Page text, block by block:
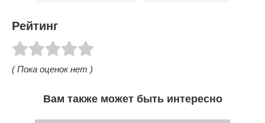
Рейтинг
( Пока оценок нет )
Вам также может быть интересно